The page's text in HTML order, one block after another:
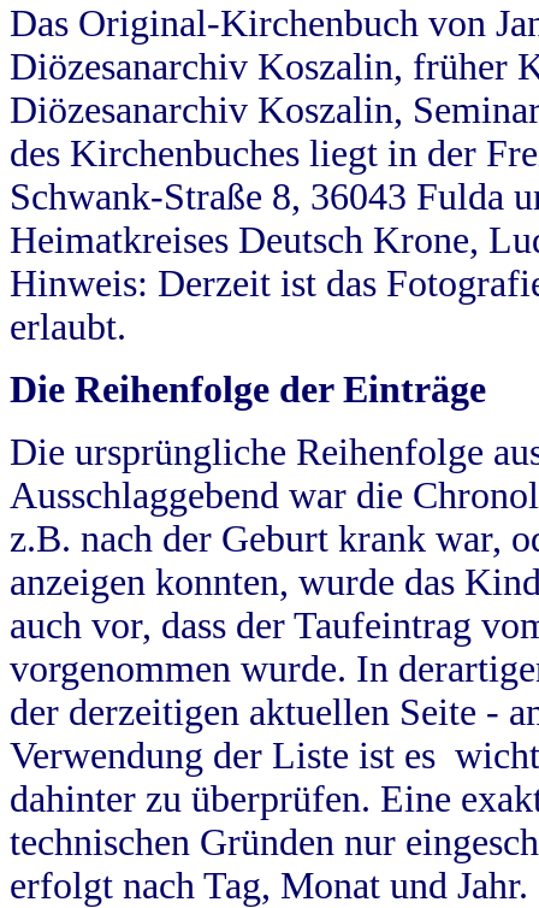
Das Original-Kirchenbuch von
Diözesanarchiv Koszalin, früher
Diözesanarchiv Koszalin,
des Kirchenbuches liegt in der
Schwank-Straße 8, 36043 Fulda
Heimatkreises Deutsch Krone,
Hinweis: Derzeit ist das
erlaubt.
Die Reihenfolge der Einträge
Die ursprüngliche Reihenfolge
Ausschlaggebend war die
z.B. nach der Geburt krank war,
anzeigen konnten, wurde das
auch vor, dass der Taufeintrag
vorgenommen wurde. In
der derzeitigen aktuellen Seite -
Verwendung der Liste ist es
dahinter zu überprüfen. Eine
technischen Gründen nur
erfolgt nach Tag, Monat und Jahr.